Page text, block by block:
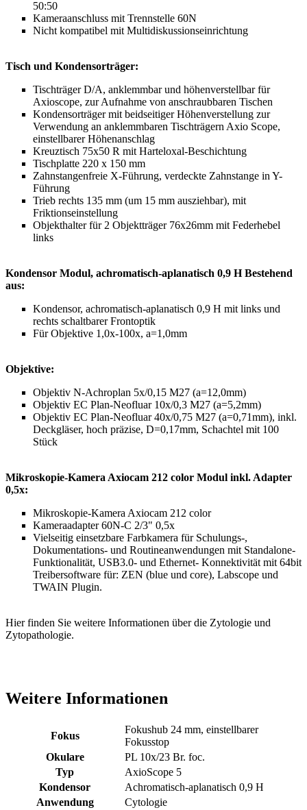
50:50
Kameraanschluss mit Trennstelle 60N
Nicht kompatibel mit Multidiskussionseinrichtung
Tisch und Kondensorträger:
Tischträger D/A, anklemmbar und höhenverstellbar für
Axioscope, zur Aufnahme von anschraubbaren Tischen
Kondensorträger mit beidseitiger Höhenverstellung zur
Verwendung an anklemmbaren Tischträgern Axio Scope,
einstellbarer Höhenanschlag
Kreuztisch 75x50 R mit Harteloxal-Beschichtung
Tischplatte 220 x 150 mm
Zahnstangenfreie X-Führung, verdeckte Zahnstange in Y-
Führung
Trieb rechts 135 mm (um 15 mm ausziehbar), mit
Friktionseinstellung
Objekthalter für 2 Objektträger 76x26mm mit Federhebel
links
Kondensor Modul, achromatisch-aplanatisch 0,9 H Bestehend
aus:
Kondensor, achromatisch-aplanatisch 0,9 H mit links und
rechts schaltbarer Frontoptik
Für Objektive 1,0x-100x, a=1,0mm
Objektive:
Objektiv N-Achroplan 5x/0,15 M27 (a=12,0mm)
Objektiv EC Plan-Neofluar 10x/0,3 M27 (a=5,2mm)
Objektiv EC Plan-Neofluar 40x/0,75 M27 (a=0,71mm), inkl.
Deckgläser, hoch präzise, D=0,17mm, Schachtel mit 100
Stück
Mikroskopie-Kamera Axiocam 212 color Modul inkl. Adapter
0,5x:
Mikroskopie-Kamera Axiocam 212 color
Kameraadapter 60N-C 2/3" 0,5x
Vielseitig einsetzbare Farbkamera für Schulungs-,
Dokumentations- und Routineanwendungen mit Standalone-
Funktionalität, USB3.0- und Ethernet- Konnektivität mit 64bit
Treibersoftware für: ZEN (blue und core), Labscope und
TWAIN Plugin.
Hier finden Sie weitere Informationen über die Zytologie und
Zytopathologie.
Weitere Informationen
Fokus
Fokushub 24 mm, einstellbarer
Fokusstop
Okulare
PL 10x/23 Br. foc.
Typ
AxioScope 5
Kondensor
Achromatisch-aplanatisch 0,9 H
Anwendung
Cytologie